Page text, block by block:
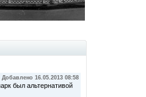
Добавлено 16.05.2013 08:58
был альтернативой